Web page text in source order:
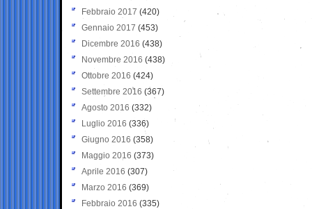
Febbraio 2017 (420)
Gennaio 2017 (453)
Dicembre 2016 (438)
Novembre 2016 (438)
Ottobre 2016 (424)
Settembre 2016 (367)
Agosto 2016 (332)
Luglio 2016 (336)
Giugno 2016 (358)
Maggio 2016 (373)
Aprile 2016 (307)
Marzo 2016 (369)
Febbraio 2016 (335)